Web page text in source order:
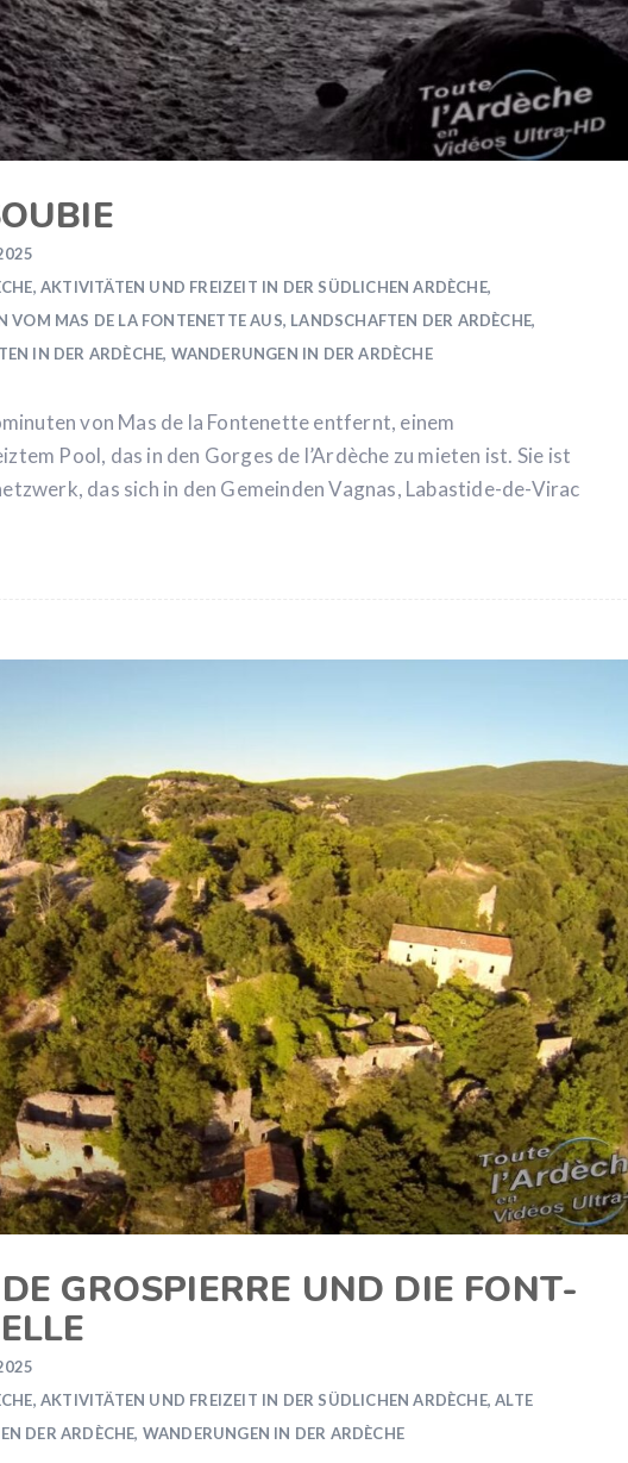
,AKTIVITÄTEN UND FREIZEIT IN DER SÜDLICHEN ARDÈCHE,
VOM MAS DE LA FONTENETTE AUS, LANDSCHAFTEN DER ARDÈCHE,
IN DER ARDÈCHE, WANDERUNGEN IN DER ARDÈCHE
von Mas de la Fontenette entfernt, einem
Pool, das in den Gorges de l’Ardèche zu mieten ist. Sie ist
das sich in den Gemeinden Vagnas, Labastide-de-Virac
GROSPIERRE UND DIE FONT-
,AKTIVITÄTEN UND FREIZEIT IN DER SÜDLICHEN ARDÈCHE,ALTE
DER ARDÈCHE, WANDERUNGEN IN DER ARDÈCHE